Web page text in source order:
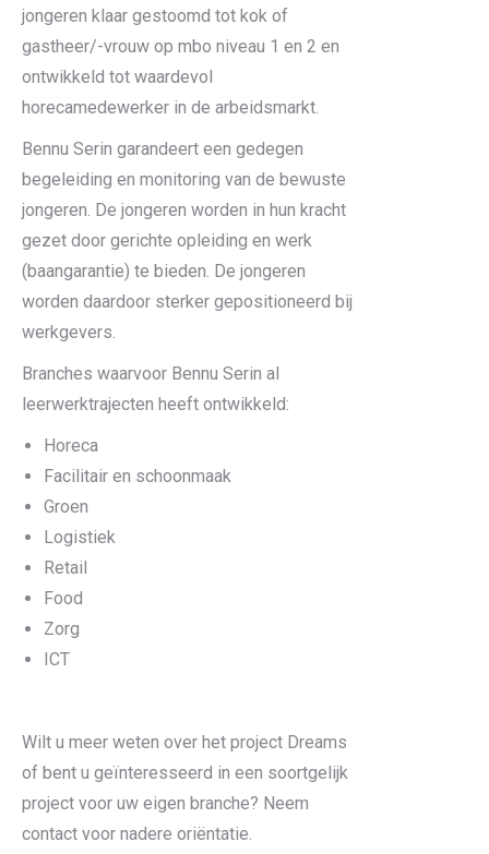
jongeren klaar gestoomd tot kok of
gastheer/-vrouw op mbo niveau 1 en 2 en
ontwikkeld tot waardevol
horecamedewerker in de arbeidsmarkt.
Bennu Serin garandeert een gedegen
begeleiding en monitoring van de bewuste
jongeren. De jongeren worden in hun kracht
gezet door gerichte opleiding en werk
(baangarantie) te bieden. De jongeren
worden daardoor sterker gepositioneerd bij
werkgevers.
Branches waarvoor Bennu Serin al
leerwerktrajecten heeft ontwikkeld:
Horeca
Facilitair en schoonmaak
Groen
Logistiek
Retail
Food
Zorg
ICT
Wilt u meer weten over het project Dreams
of bent u geïnteresseerd in een soortgelijk
project voor uw eigen branche? Neem
contact voor nadere oriëntatie.